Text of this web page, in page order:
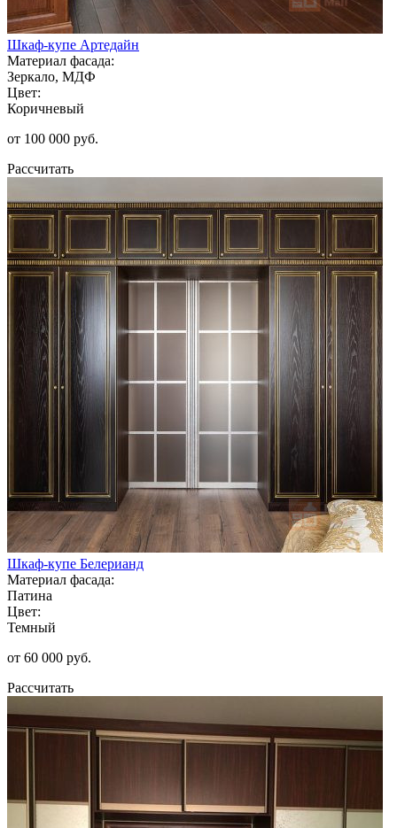
Шкаф-купе Артедайн
Материал фасада:
Зеркало, МДФ
Цвет:
Коричневый
от 100 000 руб.
Рассчитать
Шкаф-купе Белерианд
Материал фасада:
Патина
Цвет:
Темный
от 60 000 руб.
Рассчитать